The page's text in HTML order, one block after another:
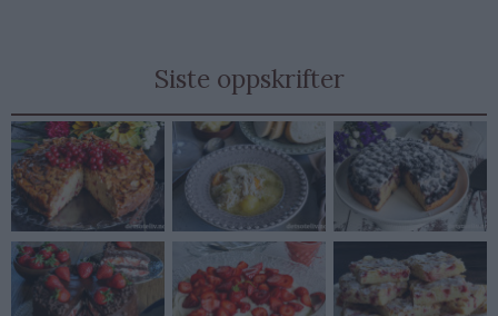
Siste oppskrifter